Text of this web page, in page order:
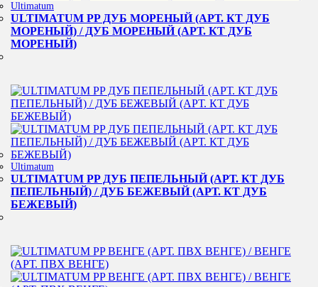
Ultimatum
ULTIMATUM PP ДУБ МОРЕНЫЙ (АРТ. КТ ДУБ
МОРЕНЫЙ) / ДУБ МОРЕНЫЙ (АРТ. КТ ДУБ
МОРЕНЫЙ)
Ultimatum
ULTIMATUM PP ДУБ ПЕПЕЛЬНЫЙ (АРТ. КТ ДУБ
ПЕПЕЛЬНЫЙ) / ДУБ БЕЖЕВЫЙ (АРТ. КТ ДУБ
БЕЖЕВЫЙ)